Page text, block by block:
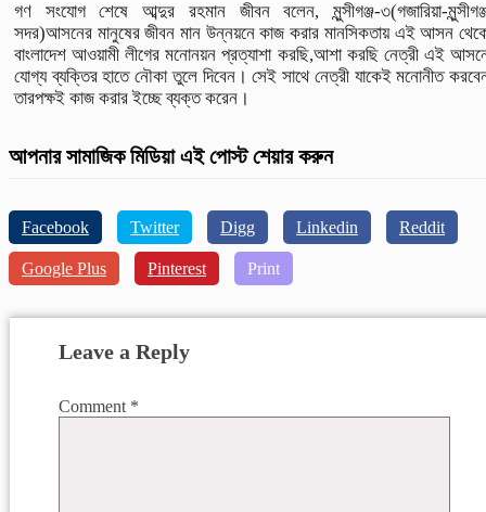
গণ সংযোগ শেষে আব্দুর রহমান জীবন বলেন, মুন্সীগঞ্জ-৩(গজারিয়া-
সদর)আসনের মানুষের জীবন মান উন্নয়নে কাজ করার মানসিকতায় এই আসন
বাংলাদেশ আওয়ামী লীগের মনোনয়ন প্রত্যাশা করছি,আশা করছি নেত্রী এই
যোগ্য ব্যক্তির হাতে নৌকা তুলে দিবেন। সেই সাথে নেত্রী যাকেই মনোনীত
তারপক্ষই কাজ করার ইচ্ছে ব্যক্ত করেন।
আপনার সামাজিক মিডিয়া এই পোস্ট শেয়ার করুন
Facebook Twitter Digg Linkedin Reddit
Google Plus Pinterest Print
Leave a Reply
Comment *